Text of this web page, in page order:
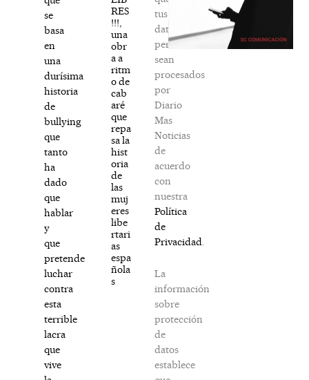
se
basa
en
una
durísima
historia
de
bullying
que
tanto
ha
dado
que
hablar
y
que
pretende
luchar
contra
esta
terrible
lacra
que
vive
RES
!!!,
una
obr
a a
ritm
o de
cab
aré
que
repa
sa la
hist
oria
de
las
muj
eres
libe
rtari
as
espa
ñola
s
tus
datos
personales
sean
procesados
por
Diario
Mas
Noticias
de
acuerdo
con
nuestra
Política
de
Privacidad
La
información
sobre
protección
de
datos
establece